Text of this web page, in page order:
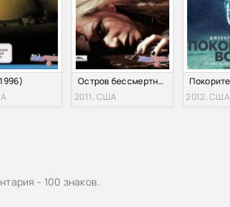
Waves (1996) DVDRip от R.G.Mega Best
Waves (1996) DVDRip
Waves (1996) BDRip [H.264/720p] [MVO]
Остров бессмертных (2011)
2011, США
2012, США
- 100 знаков.